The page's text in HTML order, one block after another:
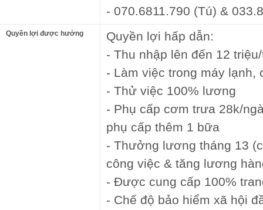
- 070.6811.790 (Tú) &
Quyền lợi được hưởng
Quyền lợi hấp dẫn:
- Thu nhập lên đến 12
- Làm việc trong máy lạnh,
- Thử việc 100% lương
- Phụ cấp cơm trưa 28k/
phụ cấp thêm 1 bữa
- Thưởng lương tháng 13
công việc & tăng lương
- Được cung cấp 100%
- Chế độ bảo hiểm xã hội